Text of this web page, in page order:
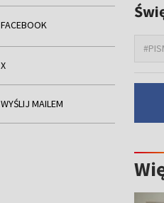
FACEBOOK
X
WYŚLIJ MAILEM